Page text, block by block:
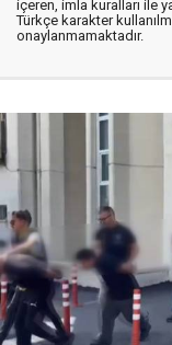
içeren, imla kuralları ile
Türkçe karakter
onaylanmamaktadır.